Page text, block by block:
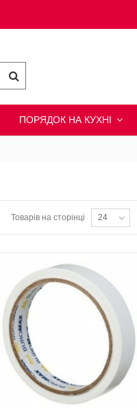
ПОРЯДОК НА КУХНІ
Товарів на сторінці 24